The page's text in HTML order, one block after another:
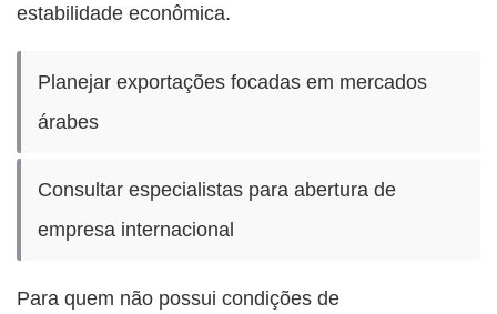
estabilidade econômica.
Planejar exportações focadas em mercados
árabes
Consultar especialistas para abertura de
empresa internacional
Para quem não possui condições de